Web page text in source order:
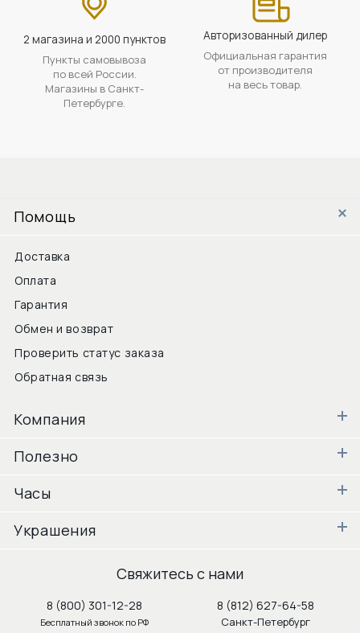
2 магазина и 2000 пунктов
Пункты самовывоза
по всей России.
Магазины в Санкт-
Петербурге.
Авторизованный дилер
Официальная гарантия
от производителя
на весь товар.
Помощь
Доставка
Оплата
Гарантия
Обмен и возврат
Проверить статус заказа
Обратная связь
Компания
Полезно
Часы
Украшения
Свяжитесь с нами
8 (800) 301-12-28
Бесплатный звонок по РФ
8 (812) 627-64-58
Санкт-Петербург